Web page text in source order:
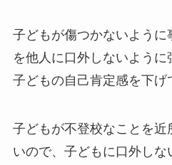
子どもが傷つかないように
を他人に口外しないように
子どもの自己肯定感を下げ
子どもが不登校なことを近
いので、子どもに口外し